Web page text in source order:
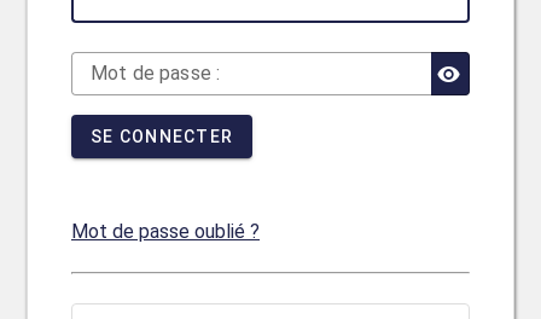
Mot de passe :
SE CONNECTER
Mot de passe oublié ?